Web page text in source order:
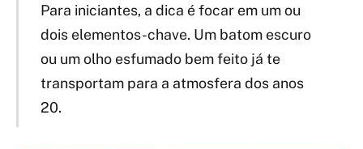
Para iniciantes, a dica é focar em um ou
dois elementos-chave. Um batom escuro
ou um olho esfumado bem feito já te
transportam para a atmosfera dos anos
20.